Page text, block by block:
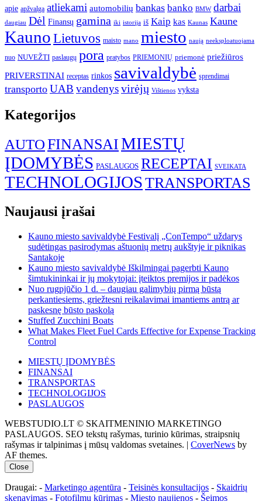
apie apžvalga atliekami automobilių bankas banko BMW darbai
daugiau Dėl Finansų gamina iki istorija iš Kaip kas Kaunas Kaune
KaunoLietuvos maisto mano miesto naują neeksploatuojama
nuo NUVEŽTI paslaugų pora pratybos PRIEMONIŲ priemonė priežiūros
PRIVERSTINAI receptas rinkos savivaldybė sprendimai
transporto UAB vandenysvirėjų Vištienos vyksta
Kategorijos
AUTOFINANSAIMIESTŲ
ĮDOMYBĖS PASLAUGOS RECEPTAI SVEIKATA
TECHNOLOGIJOSTRANSPORTAS
Naujausi įrašai
Kauno miesto savivaldybė Festivalį „ConTempo“ uždarys
sudėtingas pasirodymas aštuonių metrų aukštyje ir piknikas
Santakoje
Kauno miesto savivaldybė Iškilmingai pagerbti Kauno
šimtukininkai ir jų mokytojai: įteiktos premijos ir padėkos
Nuo rugpjūčio 1 d. – daugiau galimybių pirmą būstą
perkantiesiems, griežtesni reikalavimai imantiems antrą ar
paskesnę būsto paskolą
Stuffed Zucchini Boats
What Makes Fleet Fuel Cards Effective for Expense Tracking
Control
MIESTŲ ĮDOMYBĖS
FINANSAI
TRANSPORTAS
TECHNOLOGIJOS
PASLAUGOS
WEBSTUDIO.LT © SKAITMENINIO MARKETINGO
PASLAUGOS. SEO tekstų rašymas, turinio kūrimas, straipsnių
rašymas ir talpinimas į mūsų valdomas svetaines. | CoverNews by
AF themes.
Close
Draugai: - Marketingo agentūra - Teisinės konsultacijos - Skaidrių
skenavimas - Fotofilmų kūrimas - Miesto naujienos - Šeimos